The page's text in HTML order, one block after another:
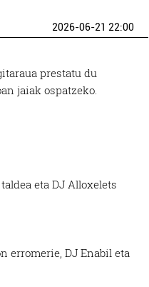
2026-06-21 22:00
prestatu du
jaiak ospatzeko.
eta DJ Alloxelets
erromerie, DJ Enabil eta